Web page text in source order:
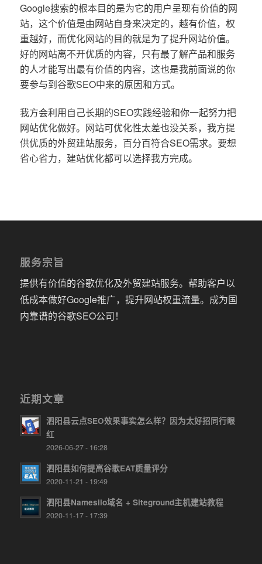
Google搜索的根本目的是为它的用户呈现有价值的网
站，这个价值是由网站自身来决定的，越有价值，权
重越好，而优化网站的目的就是为了提升网站价值。
好的网站离不开优质的内容，只有最了解产品和服务
的人才能写出最有价值的内容，这也是我前面说的你
要参与到谷歌SEO中来的原因和方式。
我方会利用自己长期的SEO实践经验和你一起努力把
网站优化做好。网站可优化性太差也没关系，我方提
供优质的外贸建站服务，百分百符合SEO需求。要想
省心省力，建站优化都可以选择我方完成。
服务宗旨
提供有价值的谷歌优化及外贸建站服务。帮助客户以
低成本做好Google推广，提升网站权重流量。成为国
内靠谱的谷歌SEO公司！
近期文章
泗阳县云点SEO效果事实怎么样？因为太好招同行眼
红
2026-06-27 - 16:28
泗阳县如何提高谷歌EAT质量评分
2020-11-21 - 19:49
泗阳县Namesilo域名 + Siteground主机建站教程
2020-11-17 - 17:39